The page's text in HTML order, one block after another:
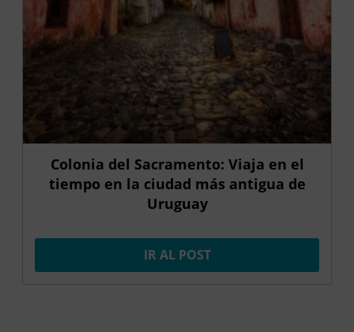
Colonia del Sacramento: Viaja en el
tiempo en la ciudad más antigua de
Uruguay
IR AL POST